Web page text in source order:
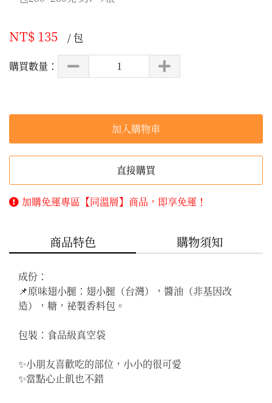
NT$ 135 / 包
購買數量：
加入購物車
直接購買
加購免運專區【同溫層】商品，即享免運！
商品特色 購物須知
成份：
📌原味翅小腿：翅小腿（台灣），醬油（非基因改
造），糖，祕製香料包。
包裝：食品級真空袋
✨️小朋友喜歡吃的部位，小小的很可愛
✨️當點心止飢也不錯